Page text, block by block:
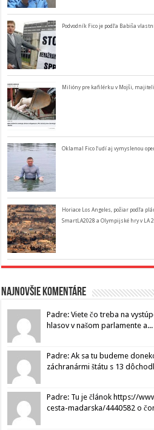
Podvodník Fico je podľa Babiša
Milióny pre kafilérku v Mojši,
Oklamal Fico ľudí aj vymyslenou
Horiace Los Angeles, požiar podľa
SmartLA2028 a Olympijské hry v LA
Najnovšie komentáre
Padre: Viete čo treba na
hlasov v našom parlamente a...
Padre: Ak sa tu budeme
záchranármi štátu s 13
Padre: Tu je článok https://
cesta-madarska/4440582 o